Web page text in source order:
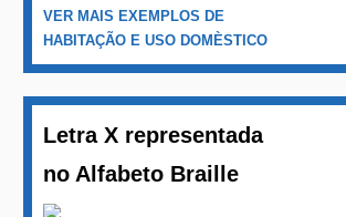
VER MAIS EXEMPLOS DE
HABITAÇÃO E USO DOMÈSTICO
Letra X representada
no Alfabeto Braille